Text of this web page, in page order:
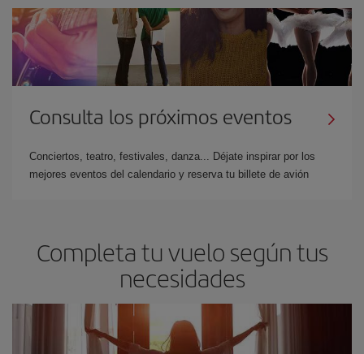
Consulta los próximos eventos
Conciertos, teatro, festivales, danza... Déjate inspirar por los
mejores eventos del calendario y reserva tu billete de avión
Completa tu vuelo según tus
necesidades